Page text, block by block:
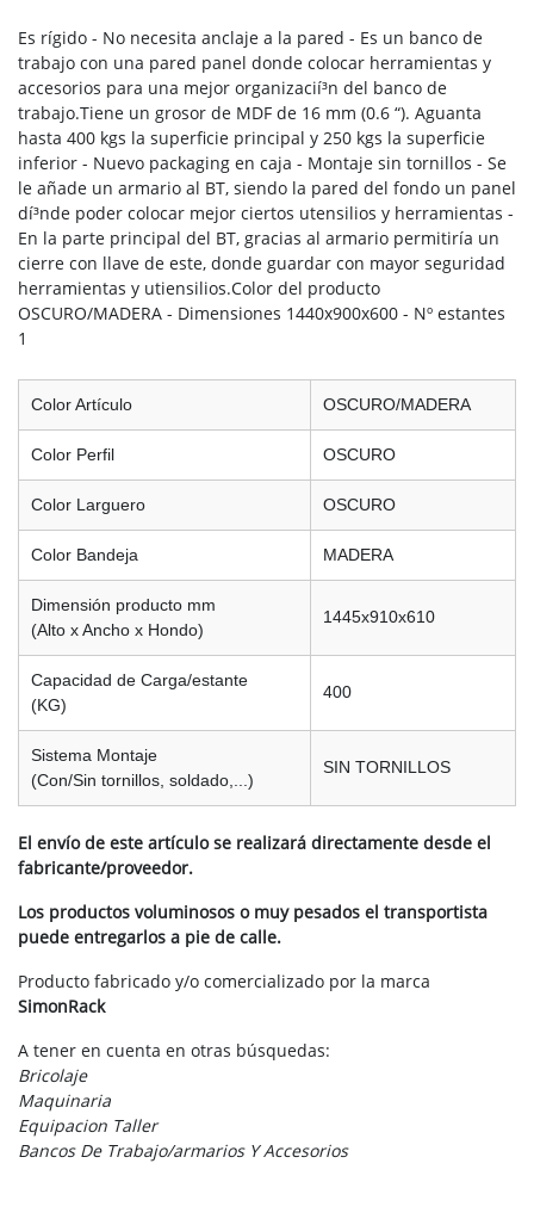
Es rígido - No necesita anclaje a la pared - Es un banco de
trabajo con una pared panel donde colocar herramientas y
accesorios para una mejor organizacií³n del banco de
trabajo.Tiene un grosor de MDF de 16 mm (0.6 “). Aguanta
hasta 400 kgs la superficie principal y 250 kgs la superficie
inferior - Nuevo packaging en caja - Montaje sin tornillos - Se
le añade un armario al BT, siendo la pared del fondo un panel
dí³nde poder colocar mejor ciertos utensilios y herramientas -
En la parte principal del BT, gracias al armario permitirí­a un
cierre con llave de este, donde guardar con mayor seguridad
herramientas y utiensilios.Color del producto
OSCURO/MADERA - Dimensiones 1440x900x600 - Nº estantes
1
Color Artículo OSCURO/MADERA
Color Perfil OSCURO
Color Larguero OSCURO
Color Bandeja MADERA
Dimensión producto mm
(Alto x Ancho x Hondo)
1445x910x610
Capacidad de Carga/estante
(KG)
400
Sistema Montaje
(Con/Sin tornillos, soldado,...)
SIN TORNILLOS
El envío de este artículo se realizará directamente desde el
fabricante/proveedor.
Los productos voluminosos o muy pesados el transportista
puede entregarlos a pie de calle.
Producto fabricado y/o comercializado por la marca
SimonRack
A tener en cuenta en otras búsquedas:
Bricolaje
Maquinaria
Equipacion Taller
Bancos De Trabajo/armarios Y Accesorios